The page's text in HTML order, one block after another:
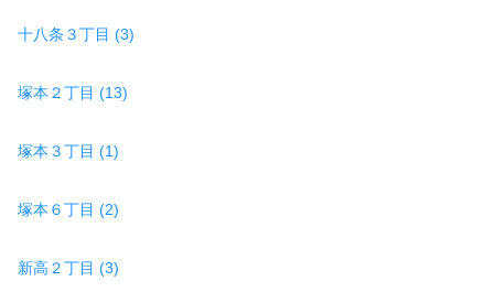
十八条３丁目 (3)
塚本２丁目 (13)
塚本３丁目 (1)
塚本６丁目 (2)
新高２丁目 (3)